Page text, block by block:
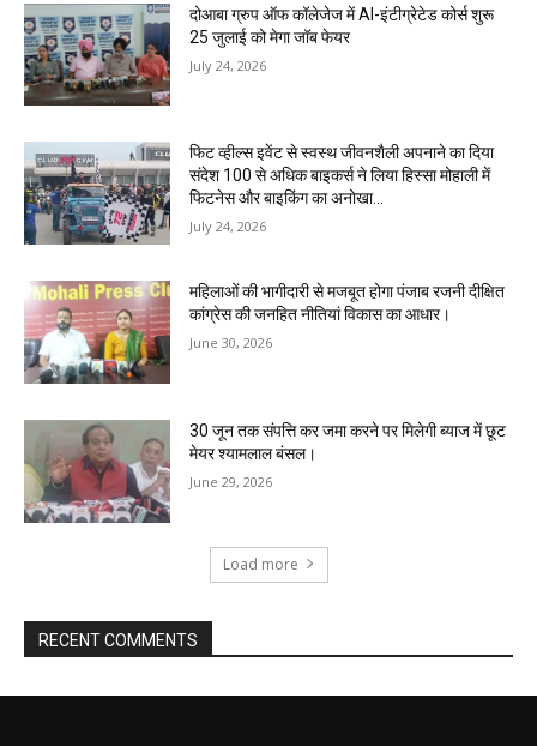
दोआबा ग्रुप ऑफ कॉलेजेज में AI-इंटीग्रेटेड कोर्स शुरू
25 जुलाई को मेगा जॉब फेयर
July 24, 2026
फिट व्हील्स इवेंट से स्वस्थ जीवनशैली अपनाने का दिया
संदेश 100 से अधिक बाइकर्स ने लिया हिस्सा मोहाली में
फिटनेस और बाइकिंग का अनोखा...
July 24, 2026
महिलाओं की भागीदारी से मजबूत होगा पंजाब रजनी दीक्षित
कांग्रेस की जनहित नीतियां विकास का आधार।
June 30, 2026
30 जून तक संपत्ति कर जमा करने पर मिलेगी ब्याज में छूट
मेयर श्यामलाल बंसल।
June 29, 2026
Load more
RECENT COMMENTS